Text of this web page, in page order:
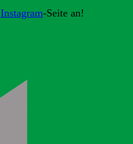
Instagram-Seite an!